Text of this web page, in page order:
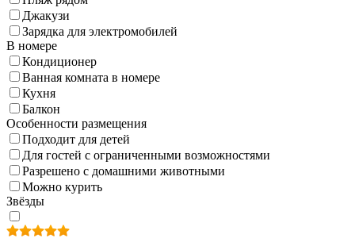
Джакузи
Зарядка для электромобилей
В номере
Кондиционер
Ванная комната в номере
Кухня
Балкон
Особенности размещения
Подходит для детей
Для гостей с ограниченными возможностями
Разрешено с домашними животными
Можно курить
Звёзды